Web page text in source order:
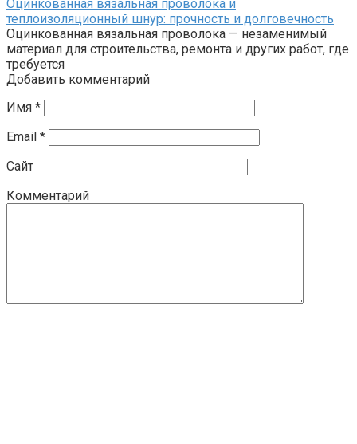
Оцинкованная вязальная проволока и
теплоизоляционный шнур: прочность и долговечность
Оцинкованная вязальная проволока — незаменимый
материал для строительства, ремонта и других работ, где
требуется
Добавить комментарий
Имя *
Email *
Сайт
Комментарий